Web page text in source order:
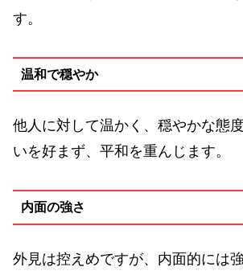
す。
温和で穏やか
他人に対して温かく、穏やかな態
いを好まず、平和を重んじます。
内面の強さ
外見は控えめですが、内面的には